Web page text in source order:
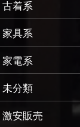
古着系
家具系
家電系
未分類
激安販売